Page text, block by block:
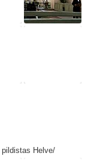
pildistas Helve/